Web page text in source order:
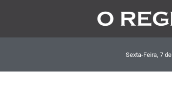
Sexta-Feira, 7de